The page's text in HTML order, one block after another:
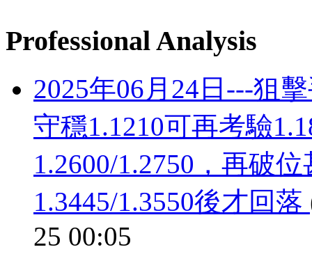
Professional Analysis
2025年06月24日---狙
守穩1.1210可再考驗
1.2600/1.2750，再破
1.3445/1.3550後才回落
25 00:05